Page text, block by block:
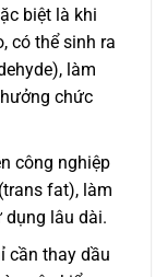
biệt là khi
có thể sinh ra
làm
chức
công nghiệp
fat), làm
dụng lâu dài.
cần thay dầu